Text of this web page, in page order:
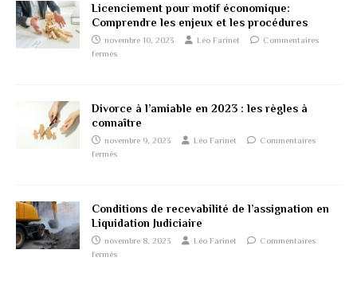
Licenciement pour motif économique:
Comprendre les enjeux et les procédures
novembre 10, 2023 Léo Farinet
Commentaires
fermés
Divorce à l’amiable en 2023 : les règles à
connaître
novembre 9, 2023 Léo Farinet
Commentaires
fermés
Conditions de recevabilité de l’assignation en
Liquidation Judiciaire
novembre 8, 2023 Léo Farinet
Commentaires
fermés